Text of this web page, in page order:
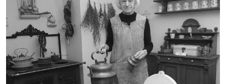
genossenschaft
epaper login